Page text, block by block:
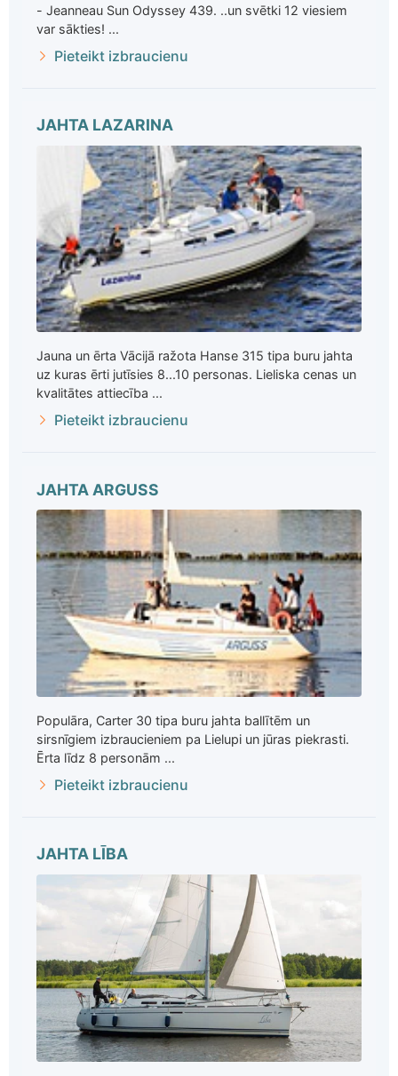
- Jeanneau Sun Odyssey 439. ..un svētki 12 viesiem
var sākties! ...
Pieteikt izbraucienu
JAHTA LAZARINA
Jauna un ērta Vācijā ražota Hanse 315 tipa buru jahta
uz kuras ērti jutīsies 8...10 personas. Lieliska cenas un
kvalitātes attiecība ...
Pieteikt izbraucienu
JAHTA ARGUSS
Populāra, Carter 30 tipa buru jahta ballītēm un
sirsnīgiem izbraucieniem pa Lielupi un jūras piekrasti.
Ērta līdz 8 personām ...
Pieteikt izbraucienu
JAHTA LĪBA